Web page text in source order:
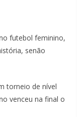
futebol feminino,
senão
torneio de nível
venceu na final o